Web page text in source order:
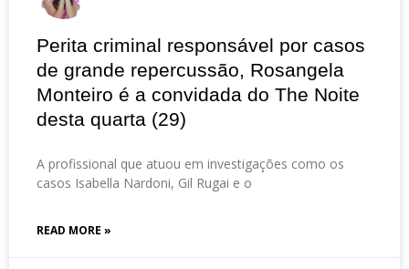
Perita criminal responsável por casos
de grande repercussão, Rosangela
Monteiro é a convidada do The Noite
desta quarta (29)
A profissional que atuou em investigações como os
casos Isabella Nardoni, Gil Rugai e o
READ MORE »